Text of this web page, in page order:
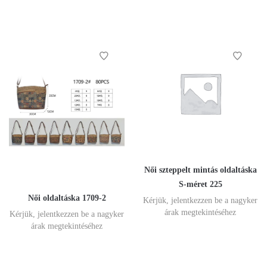
Női oldaltáska 1709-2
Kérjük, jelentkezzen be a nagyker
árak megtekintéséhez
Női szteppelt mintás oldaltáska
S-méret 225
Kérjük, jelentkezzen be a nagyker
árak megtekintéséhez